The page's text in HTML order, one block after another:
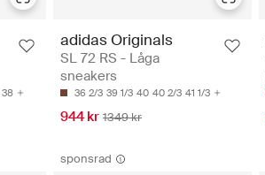
38
adidas Originals
SL 72 RS - Låga
sneakers
36 2/3 39 1/3 40 40 2/3 41 1/3
944 kr 1349 kr
sponsrad